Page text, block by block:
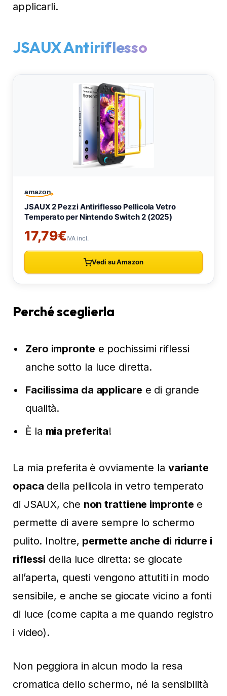
applicarli.
JSAUX Antiriflesso
Perché sceglierla
Zero impronte e pochissimi riflessi
anche sotto la luce diretta.
Facilissima da applicare e di grande
qualità.
È la mia preferita!
La mia preferita è ovviamente la variante
opaca della pellicola in vetro temperato
di JSAUX, che non trattiene impronte e
permette di avere sempre lo schermo
pulito. Inoltre, permette anche di ridurre i
riflessi della luce diretta: se giocate
all’aperta, questi vengono attutiti in modo
sensibile, e anche se giocate vicino a fonti
di luce (come capita a me quando registro
i video).
Non peggiora in alcun modo la resa
cromatica dello schermo, né la sensibilità